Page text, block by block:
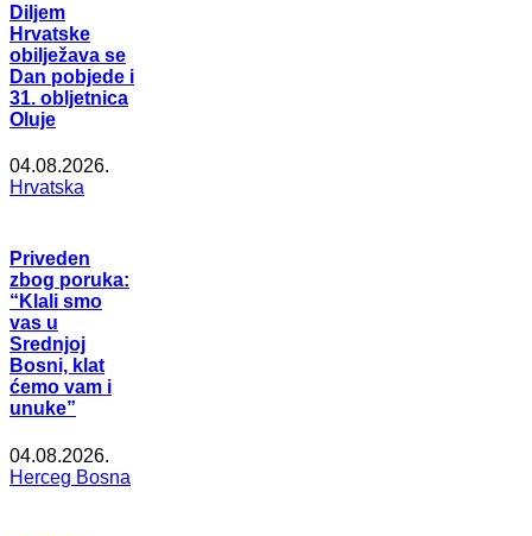
Diljem
Hrvatske
obilježava se
Dan pobjede i
31. obljetnica
Oluje
04.08.2026.
Hrvatska
Priveden
zbog poruka:
“Klali smo
vas u
Srednjoj
Bosni, klat
ćemo vam i
unuke”
04.08.2026.
Herceg Bosna